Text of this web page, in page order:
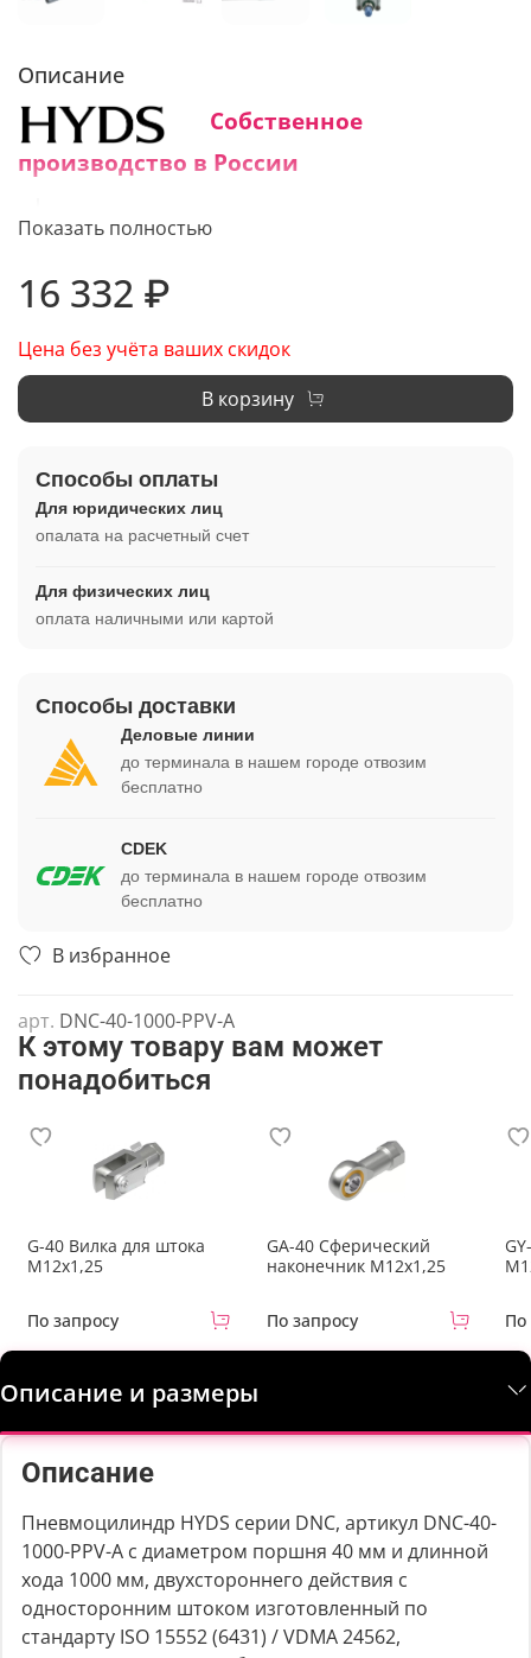
В избранное
арт. DNC-40-1000-PPV-A
Описание
Собственное
производство в России
Средний срок изготовления:
Показать полностью
16 332 ₽
Цена без учёта ваших скидок
В корзину
Способы оплаты
Для юридических лиц
опалата на расчетный счет
Для физических лиц
оплата наличными или картой
Способы доставки
Деловые линии
до терминала в нашем городе отвозим
бесплатно
CDEK
до терминала в нашем городе отвозим
бесплатно
К этому товару вам может
понадобиться
G-40 Вилка для штока
M12x1,25
По запросу
GA-40 Сферический
наконечник M12x1,25
По запросу По
Описание и размеры
Описание
Пневмоцилиндр HYDS серии DNC, артикул DNC-40-
1000-PPV-A с диаметром поршня 40 мм и длинной
хода 1000 мм, двухстороннего действия с
односторонним штоком изготовленный по
стандарту ISO 15552 (6431) / VDMA 24562,